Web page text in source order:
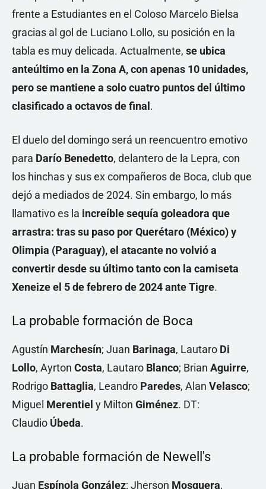
frente a Estudiantes en el Coloso Marcelo Bielsa
gracias al gol de Luciano Lollo, su posición en la
tabla es muy delicada. Actualmente, se ubica
anteúltimo en la Zona A, con apenas 10 unidades,
pero se mantiene a solo cuatro puntos del último
clasificado a octavos de final .
El duelo del domingo será un reencuentro emotivo
para Darío Benedetto, delantero de la Lepra, con
los hinchas y sus ex compañeros de Boca, club que
dejó a mediados de 2024. Sin embargo, lo más
llamativo es la increíble sequía goleadora que
arrastra: tras su paso por Querétaro (México) y
Olimpia (Paraguay), el atacante no volvió a
convertir desde su último tanto con la camiseta
Xeneize el 5 de febrero de 2024 ante Tigre.
La probable formación de Boca
Agustín Marchesín; Juan Barinaga, Lautaro Di
Lollo, Ayrton Costa, Lautaro Blanco; Brian Aguirre,
Rodrigo Battaglia, Leandro Paredes, Alan Velasco;
Miguel Merentiel y Milton Giménez. DT:
Claudio Úbeda.
La probable formación de Newell's
Juan Espínola González; Jherson Mosquera,